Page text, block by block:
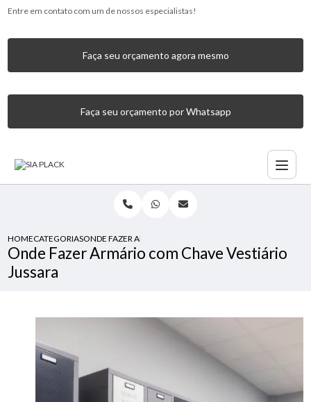
Entre em contato com um de nossos especialistas!
Faça seu orçamento agora mesmo
Faça seu orçamento por Whatsapp
HOMECATEGORIASONDE FAZER ARMÁRIO COM CHAVE VESTIÁRIO JUSSARA
Onde Fazer Armário com Chave Vestiário
Jussara